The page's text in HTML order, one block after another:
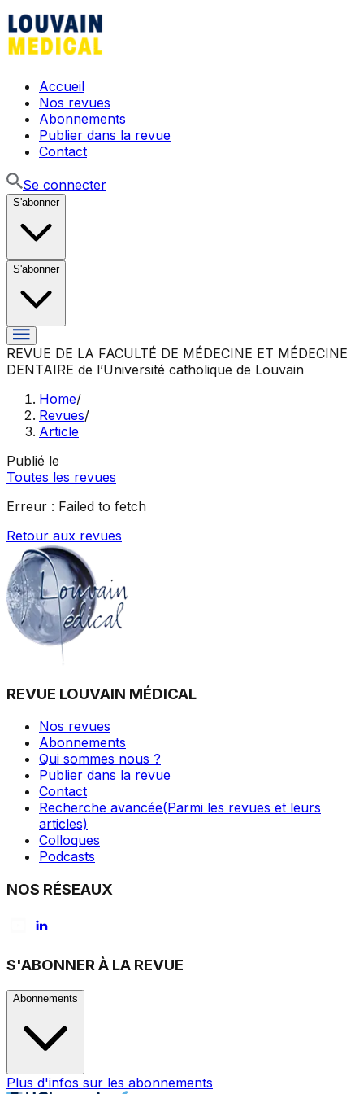
Accueil
Nos revues
Abonnements
Publier dans la revue
Contact
Se connecter
S'abonner
S'abonner
REVUE DE LA FACULTÉ DE MÉDECINE ET MÉDECINE
DENTAIRE de l’Université catholique de Louvain
Home/
Revues/
Article
Publié le
Toutes les revues
Erreur : Failed to fetch
Retour aux revues
REVUE LOUVAIN MÉDICAL
Nos revues
Abonnements
Qui sommes nous ?
Publier dans la revue
Contact
Recherche avancée(Parmi les revues et leurs
articles)
Colloques
Podcasts
NOS RÉSEAUX
S'ABONNER À LA REVUE
Abonnements
Plus d'infos sur les abonnements